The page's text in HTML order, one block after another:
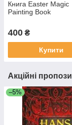
Книга Easter Magic
Painting Book
400 ₴
Купити
Акційні
–5%